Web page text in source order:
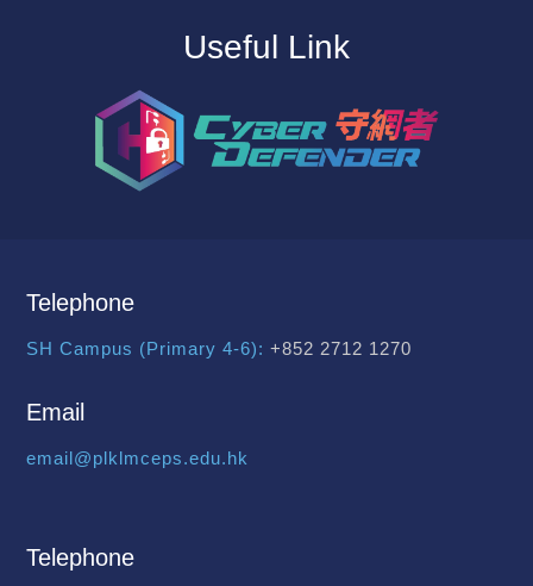
Useful Link
Telephone
SH Campus (Primary 4-6): +852 2712 1270
Email
email@plklmceps.edu.hk
Telephone